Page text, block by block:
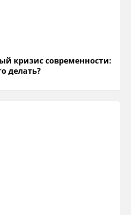
кризис современности:
делать?